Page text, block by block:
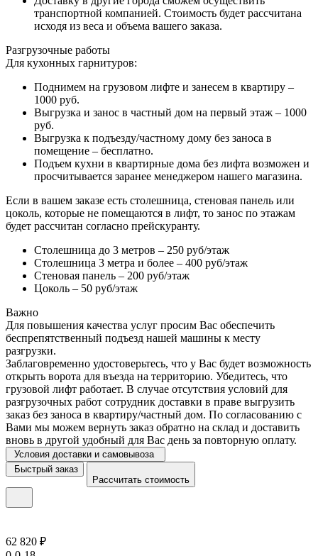
транспортной компанией. Стоимость будет рассчитана
исходя из веса и объема вашего заказа.
Разгрузочные работы
Для кухонных гарнитуров:
Поднимем на грузовом лифте и занесем в квартиру –
1000 руб.
Выгрузка и занос в частный дом на первый этаж – 1000
руб.
Выгрузка к подъезду/частному дому без заноса в
помещение – бесплатно.
Подъем кухни в квартирные дома без лифта возможен и
просчитывается заранее менеджером нашего магазина.
Если в вашем заказе есть столешница, стеновая панель или
цоколь, которые не помещаются в лифт, то занос по этажам
будет рассчитан согласно прейскуранту.
Столешница до 3 метров – 250 руб/этаж
Столешница 3 метра и более – 400 руб/этаж
Стеновая панель – 200 руб/этаж
Цоколь – 50 руб/этаж
Важно
Для повышения качества услуг просим Вас обеспечить
беспрепятственный подъезд нашей машины к месту
разгрузки.
Заблаговременно удостоверьтесь, что у Вас будет возможность
открыть ворота для въезда на территорию. Убедитесь, что
грузовой лифт работает. В случае отсутствия условий для
разгрузочных работ сотрудник доставки в праве выгрузить
заказ без заноса в квартиру/частный дом. По согласованию с
Вами мы можем вернуть заказ обратно на склад и доставить
вновь в другой удобный для Вас день за повторную оплату.
Условия доставки и самовывоза
Быстрый заказ
Рассчитать стоимость
62 820 ₽